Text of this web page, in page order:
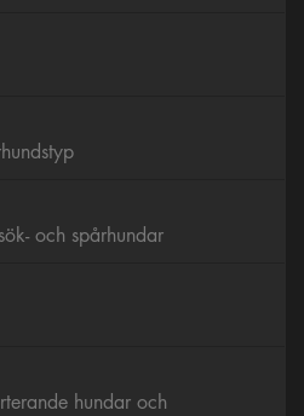
och spårhundar
hundar och